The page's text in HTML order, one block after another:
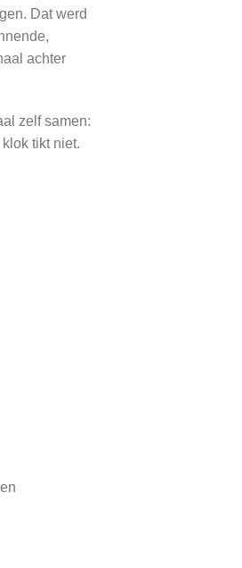
Dat werd
achter
zelf samen:
tikt niet.